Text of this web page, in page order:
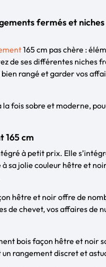
fermés et
165 cm pas chère :
de ses différentes niches
rangé et garder vos
la fois sobre et moderne,
165 cm
à petit prix. Elle
sa jolie couleur hêtre et
hêtre et noir offre de
de chevet, vos affaires de
bois façon hêtre et noir
rangement discret et